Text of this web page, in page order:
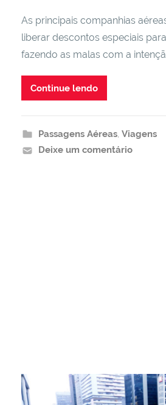
As principais companhias
liberar descontos especiais
fazendo as malas com a
Continue lendo
Passagens Aéreas, Viagens
Deixe um comentário